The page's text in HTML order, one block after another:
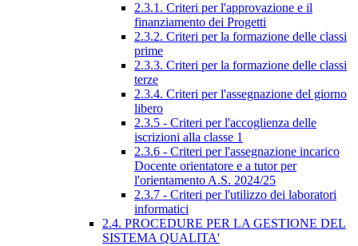
2.3.1. Criteri per l'approvazione e il
finanziamento dei Progetti
2.3.2. Criteri per la formazione delle classi
prime
2.3.3. Criteri per la formazione delle classi
terze
2.3.4. Criteri per l'assegnazione del giorno
libero
2.3.5 - Criteri per l'accoglienza delle
iscrizioni alla classe 1
2.3.6 - Criteri per l'assegnazione incarico
Docente orientatore e a tutor per
l'orientamento A.S. 2024/25
2.3.7 - Criteri per l'utilizzo dei laboratori
informatici
2.4. PROCEDURE PER LA GESTIONE DEL
SISTEMA QUALITA'